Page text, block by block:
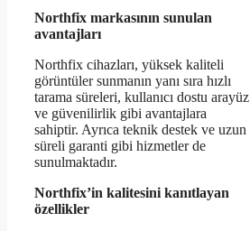
Northfix markasının sunulan
avantajları
Northfix cihazları, yüksek kaliteli
görüntüler sunmanın yanı sıra hızlı
tarama süreleri, kullanıcı dostu arayüz
ve güvenilirlik gibi avantajlara
sahiptir. Ayrıca teknik destek ve uzun
süreli garanti gibi hizmetler de
sunulmaktadır.
Northfix’in kalitesini kanıtlayan
özellikler